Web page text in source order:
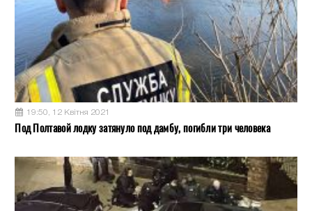
19:50, 12 Квітня 2021
Под Полтавой лодку затянуло под дамбу, погибли три человека